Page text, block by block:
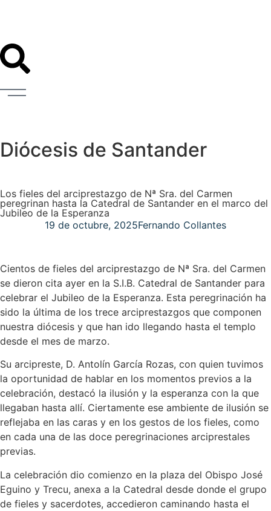
Diócesis de Santander
Los fieles del arciprestazgo de Nª Sra. del Carmen
peregrinan hasta la Catedral de Santander en el marco del
Jubileo de la Esperanza
19 de octubre, 2025Fernando Collantes
Cientos de fieles del arciprestazgo de Nª Sra. del Carmen
se dieron cita ayer en la S.I.B. Catedral de Santander para
celebrar el Jubileo de la Esperanza. Esta peregrinación ha
sido la última de los trece arciprestazgos que componen
nuestra diócesis y que han ido llegando hasta el templo
desde el mes de marzo.
Su arcipreste, D. Antolín García Rozas, con quien tuvimos
la oportunidad de hablar en los momentos previos a la
celebración, destacó la ilusión y la esperanza con la que
llegaban hasta allí. Ciertamente ese ambiente de ilusión se
reflejaba en las caras y en los gestos de los fieles, como
en cada una de las doce peregrinaciones arciprestales
previas.
La celebración dio comienzo en la plaza del Obispo José
Eguino y Trecu, anexa a la Catedral desde donde el grupo
de fieles y sacerdotes, accedieron caminando hasta el